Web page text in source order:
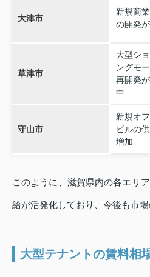
大津市
新規商
の開発
草津市
大型シ
ングモ
再開発
中
守山市
新規オ
ビルの
増加
このように、滋賀県内の各エリ
給が活発化しており、今後も市
大型テナントの賃料相